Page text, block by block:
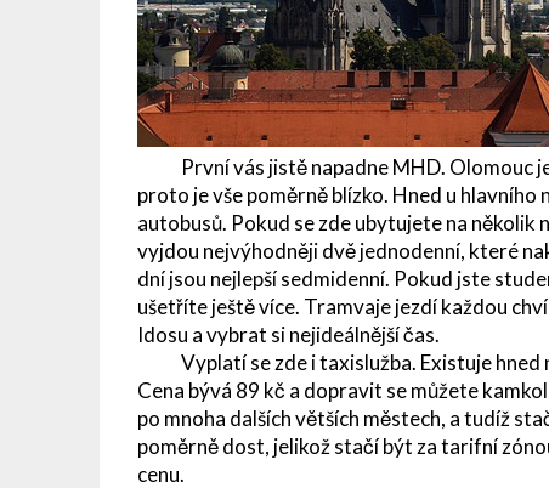
První vás jistě napadne MHD. Olomouc je
proto je vše poměrně blízko. Hned u
autobusů. Pokud se zde ubytujete na několik
vyjdou nejvýhodněji dvě jednodenní, které
dní jsou nejlepší sedmidenní. Pokud jste
ušetříte ještě více. Tramvaje jezdí každou
Idosu a vybrat si nejideálnější čas.
Vyplatí se zde i taxislužba. Existuje hned
Cena bývá 89 kč a dopravit se můžete
po mnoha dalších větších městech, a tudíž
poměrně dost, jelikož stačí být za tarifní
cenu.